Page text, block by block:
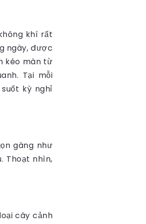
khí rất
ngày, được
kéo màn từ
Tại mỗi
kỳ nghỉ
gàng như
Thoạt nhìn,
cây cảnh